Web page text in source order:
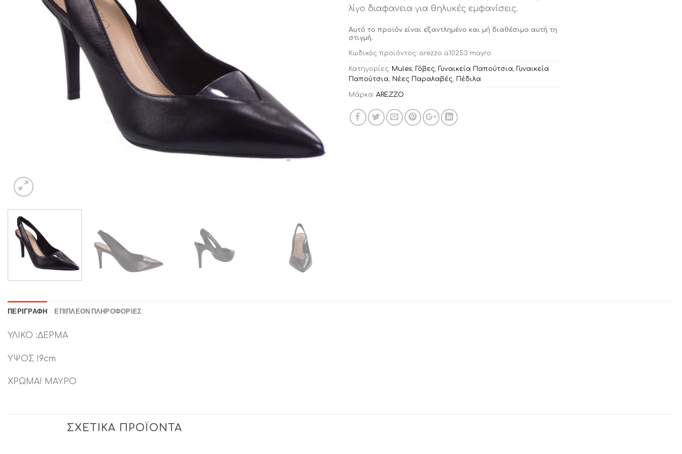
λίγο διαφανεια για θηλυκές εμφανίσεις.
Αυτό το προϊόν είναι εξαντλημένο και μή διαθέσιμο αυτή τη
στιγμή.
Κωδικός προϊόντος: arezzo a10253 mayro
Κατηγορίες: Mules, Γόβες, Γυναικεία Παπούτσια, Γυναικεία
Παπούτσια, Νέες Παραλαβές, Πέδιλα
Μάρκα: AREZZO
ΠΕΡΙΓΡΑΦΉ ΕΠΙΠΛΈΟΝ ΠΛΗΡΟΦΟΡΊΕΣ
ΥΛΙΚΟ :ΔΕΡΜΑ
ΥΨΟΣ !9cm
ΧΡΩΜΑ! ΜΑΥΡΟ
ΣΧΕΤΙΚΆ ΠΡΟΪΌΝΤΑ